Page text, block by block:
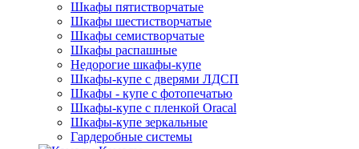
Шкафы пятистворчатые
Шкафы шестистворчатые
Шкафы семистворчатые
Шкафы распашные
Недорогие шкафы-купе
Шкафы-купе с дверями ЛДСП
Шкафы - купе с фотопечатью
Шкафы-купе с пленкой Oracal
Шкафы-купе зеркальные
Гардеробные системы